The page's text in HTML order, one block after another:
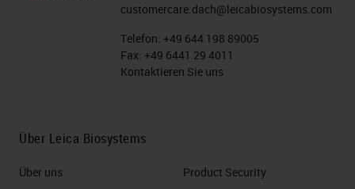
customercare.dach@leicabiosystems.com
Telefon: +49 644 198 89005
Fax: +49 6441 29 4011
Kontaktieren Sie uns
Über Leica Biosystems
Über uns
Product Security